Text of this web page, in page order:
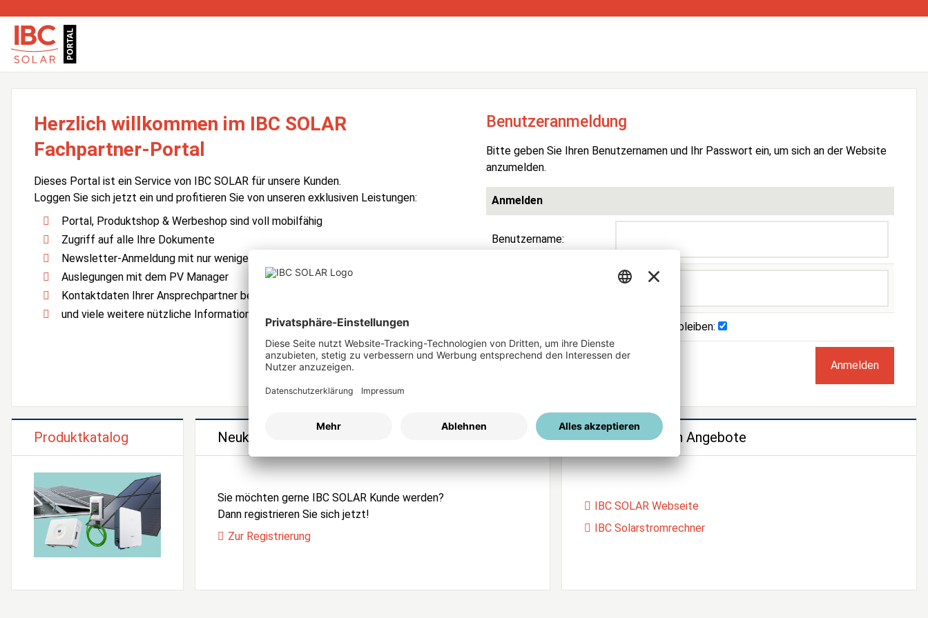
Herzlich willkommen im IBC SOLAR
Fachpartner-Portal
Dieses Portal ist ein Service von IBC SOLAR für unsere Kunden.
Loggen Sie sich jetzt ein und profitieren Sie von unseren exklusiven Leistungen:
Portal, Produktshop & Werbeshop sind voll mobilfähig
Zugriff auf alle Ihre Dokumente
Newsletter-Anmeldung mit nur wenigen Klicks
Auslegungen mit dem PV Manager
Kontaktdaten Ihrer Ansprechpartner bei IBC SOLAR
und viele weitere nützliche Informationen und Services
Benutzeranmeldung
Bitte geben Sie Ihren Benutzernamen und Ihr Passwort ein, um sich an der Website
anzumelden.
Anmelden
Benutzername:
Angemeldet bleiben:
Passwort vergessen?
Produktkatalog Neukunden Registrierung
Sie möchten gerne IBC SOLAR Kunde werden?
Dann registrieren Sie sich jetzt!
Zur Registrierung
Unsere weiteren Angebote
IBC SOLAR Webseite
IBC Solarstromrechner